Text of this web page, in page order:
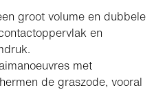
groot volume en dubbele
en
met
de graszode, vooral